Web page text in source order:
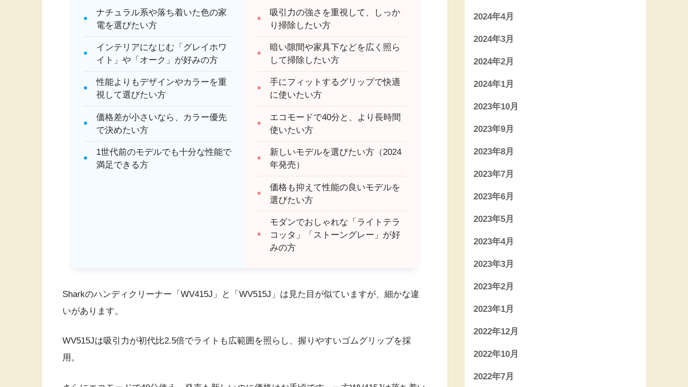
ナチュラル系や落ち着いた色の家
電を選びたい方
インテリアになじむ「グレイホワ
イト」や「オーク」が好みの方
性能よりもデザインやカラーを重
視して選びたい方
価格差が小さいなら、カラー優先
で決めたい方
1世代前のモデルでも十分な性能で
満足できる方
吸引力の強さを重視して、しっか
り掃除したい方
暗い隙間や家具下などを広く照ら
して掃除したい方
手にフィットするグリップで快適
に使いたい方
エコモードで40分と、より長時間
使いたい方
新しいモデルを選びたい方（2024
年発売）
価格も抑えて性能の良いモデルを
選びたい方
モダンでおしゃれな「ライトテラ
コッタ」「ストーングレー」が好
みの方
Sharkのハンディクリーナー「WV415J」と「WV515J」は見た目が似ていますが、細かな違
いがあります。
WV515Jは吸引力が初代比2.5倍でライトも広範囲を照らし、握りやすいゴムグリップを採
用。
2024年4月
2024年3月
2024年2月
2024年1月
2023年10月
2023年9月
2023年8月
2023年7月
2023年6月
2023年5月
2023年4月
2023年3月
2023年2月
2023年1月
2022年12月
2022年10月
2022年7月